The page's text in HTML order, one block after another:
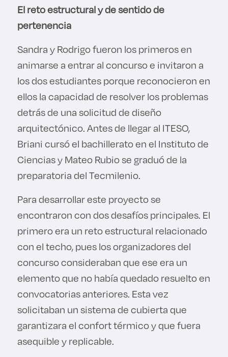
El reto estructural y de sentido de
pertenencia
Sandra y Rodrigo fueron los primeros en
animarse a entrar al concurso e invitaron a
los dos estudiantes porque reconocieron en
ellos la capacidad de resolver los problemas
detrás de una solicitud de diseño
arquitectónico. Antes de llegar al ITESO,
Briani cursó el bachillerato en el Instituto de
Ciencias y Mateo Rubio se graduó de la
preparatoria del Tecmilenio.
Para desarrollar este proyecto se
encontraron con dos desafíos principales. El
primero era un reto estructural relacionado
con el techo, pues los organizadores del
concurso consideraban que ese era un
elemento que no había quedado resuelto en
convocatorias anteriores. Esta vez
solicitaban un sistema de cubierta que
garantizara el confort térmico y que fuera
asequible y replicable.